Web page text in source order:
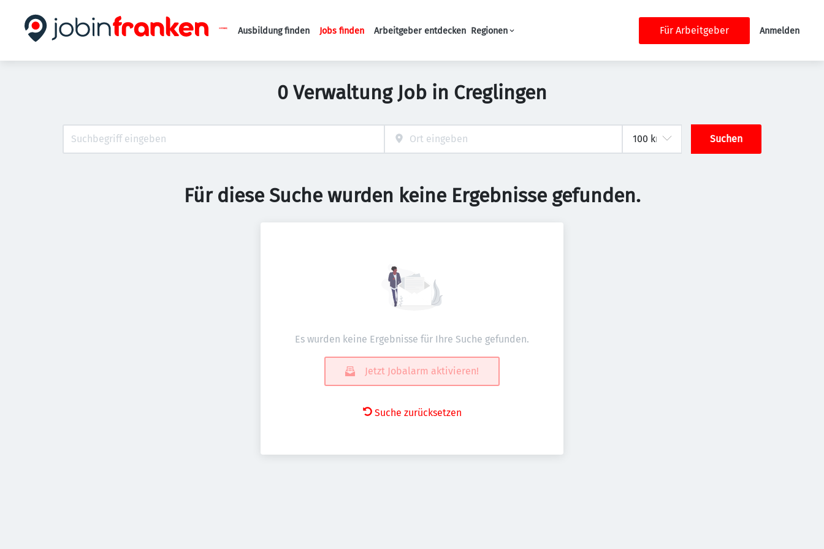
Haupt-Navigation
Ausbildung finden Jobs finden Arbeitgeber entdecken Regionen Für Arbeitgeber Anmelden
0 Verwaltung Job in Creglingen
Suchen
Für diese Suche wurden keine Ergebnisse gefunden.
Es wurden keine Ergebnisse für Ihre Suche gefunden.
Jetzt Jobalarm aktivieren!
Suche zurücksetzen